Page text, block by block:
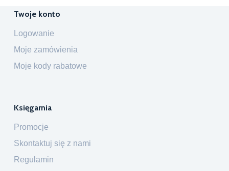
Twoje konto
Logowanie
Moje zamówienia
Moje kody rabatowe
Księgarnia
Promocje
Skontaktuj się z nami
Regulamin